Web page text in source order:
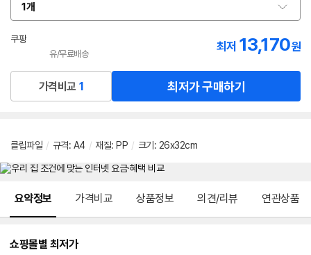
1개
옵
션
선
쿠팡
유/무료배송
최저 13,170원
가격비교 1 최저가 구매하기
클립파일 / 규격: A4 / 재질: PP / 크기 : 26x32cm
요약정보 가격비교 상품정보 의견/리뷰 연관상품
쇼핑몰별 최저가